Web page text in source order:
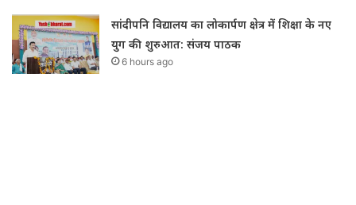
सांदीपनि विद्यालय का लोकार्पण क्षेत्र में शिक्षा के नए
युग की शुरुआत: संजय पाठक
6 hours ago